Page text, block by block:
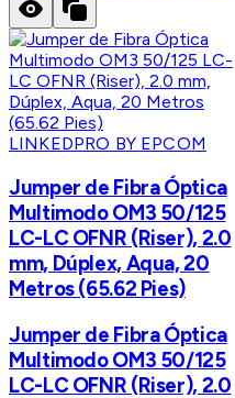
LINKEDPRO BY EPCOM
Jumper de Fibra Óptica
Multimodo OM3 50/125
LC-LC OFNR (Riser), 2.0
mm, Dúplex, Aqua, 20
Metros (65.62 Pies)
Jumper de Fibra Óptica
Multimodo OM3 50/125
LC-LC OFNR (Riser), 2.0